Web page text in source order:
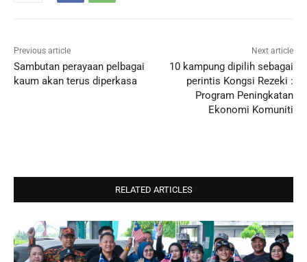
Previous article
Sambutan perayaan pelbagai
kaum akan terus diperkasa
Next article
10 kampung dipilih sebagai
perintis Kongsi Rezeki :
Program Peningkatan
Ekonomi Komuniti
RELATED ARTICLES